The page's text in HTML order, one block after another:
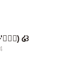
๑⃙⃘) ໒꒱